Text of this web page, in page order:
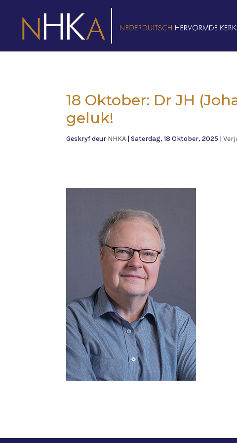
18 Oktober: Dr JH
geluk!
Geskryf deur NHKA |Saterdag, 18 Oktober, 2025 |